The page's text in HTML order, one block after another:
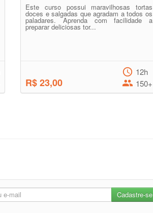
Este curso possui maravilhosas tortas
doces e salgadas que agradam a todos os
paladares. Aprenda com facilidade a
preparar deliciosas tor...
R$ 23,00
12h
150+